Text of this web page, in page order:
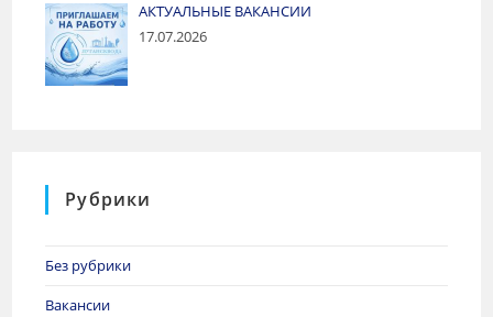
АКТУАЛЬНЫЕ ВАКАНСИИ
17.07.2026
Рубрики
Без рубрики
Вакансии